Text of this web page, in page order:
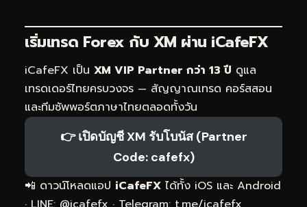
เริ่มเทรด Forex กับ XM ผ่าน iCafeFX
iCafeFX เป็น XM VIP Partner กว่า 13 ปี ดูแล
เทรดเดอร์ไทยครบวงจร — สัญญาณเทรด คอร์สสอน
และทีมซัพพอร์ตภาษาไทยตลอดทั้งวัน
👉 เปิดบัญชี XM รับโบนัส (Partner
Code: cafefx)
📲 ดาวน์โหลดแอป iCafeFX ได้ทั้ง iOS และ Android